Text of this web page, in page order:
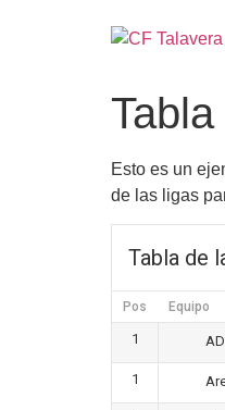
Esto es un
de las ligas
Tabla de
Pos Equipo
1
1